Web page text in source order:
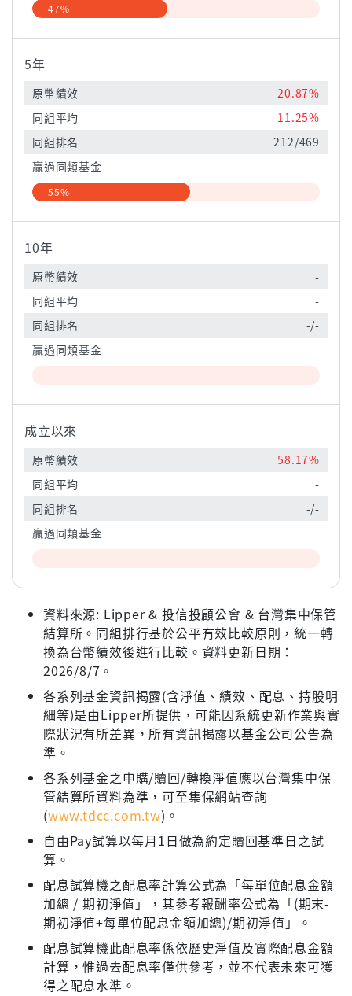
47%
5年
原幣績效
20.87%
同組平均
11.25%
同組排名
212/469
贏過同類基金
55%
10年
原幣績效
-
同組平均
-
同組排名
-/-
贏過同類基金
成立以來
原幣績效
58.17%
同組平均
-
同組排名
-/-
贏過同類基金
資料來源: Lipper & 投信投顧公會 & 台灣集中保管
結算所。同組排行基於公平有效比較原則，統一轉
換為台幣績效後進行比較。資料更新日期：
2026/8/7。
各系列基金資訊揭露(含淨值、績效、配息、持股明
細等)是由Lipper所提供，可能因系統更新作業與實
際狀況有所差異，所有資訊揭露以基金公司公告為
準。
各系列基金之申購/贖回/轉換淨值應以台灣集中保
管結算所資料為準，可至集保網站查詢
(www.tdcc.com.tw)。
自由Pay試算以每月1日做為約定贖回基準日之試
算。
配息試算機之配息率計算公式為「每單位配息金額
加總 / 期初淨值」，其參考報酬率公式為「(期末-
期初淨值+每單位配息金額加總)/期初淨值」。
配息試算機此配息率係依歷史淨值及實際配息金額
計算，惟過去配息率僅供參考，並不代表未來可獲
得之配息水準。